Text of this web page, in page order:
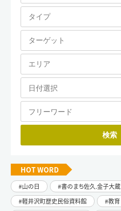
HOT WORD
山の日 書のまち佐久.金子大蔵
軽井沢町歴史民俗資料館
教育